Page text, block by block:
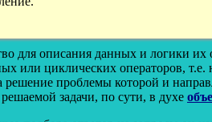
для описания данных и логики
или циклических операторов,
проблемы которой и
задачи, по сути, в духе